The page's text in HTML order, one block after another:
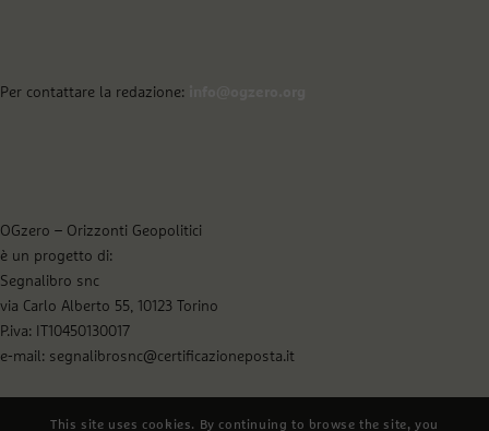
Per contattare la redazione:
OGzero – Orizzonti Geopolitici
è un progetto di:
Segnalibro snc
via Carlo Alberto 55, 10123 Torino
P.iva: IT10450130017
e-mail: segnalibrosnc@certificazioneposta.it
This site uses cookies. By continuing to browse the site, you